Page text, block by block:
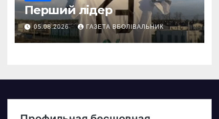
Перший лідер
05.08.2026 ГАЗЕТА ВБОЛІВАЛЬНИК